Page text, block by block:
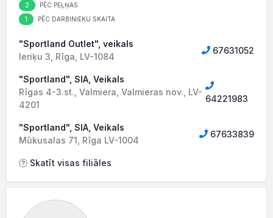
2 PĒC PEĻŅAS
1 PĒC DARBINIEKU SKAITA
"Sportland Outlet", veikals
Ieriķu 3, Rīga, LV-1084
67631052
"Sportland", SIA, Veikals
Rīgas 4-3.st., Valmiera, Valmieras nov., LV-
4201
64221983
"Sportland", SIA, Veikals
Mūkusalas 71, Rīga LV-1004
67633839
Skatīt visas filiāles